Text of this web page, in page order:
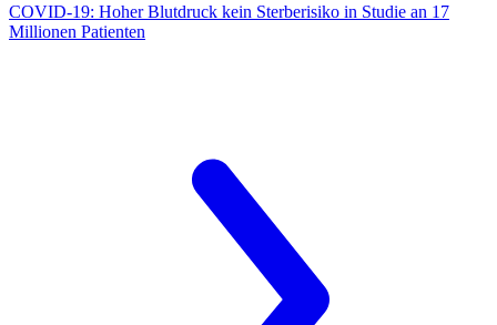
COVID-19: Hoher Blutdruck kein Sterberisiko in Studie an 17
Millionen Patienten